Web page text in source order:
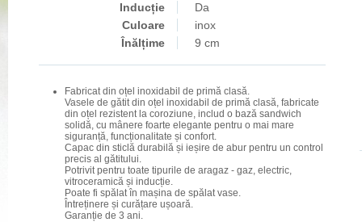
Inducție
Da
Culoare
inox
Înălțime
9 cm
Fabricat din oțel inoxidabil de primă clasă.
Vasele de gătit din oțel inoxidabil de primă clasă, fabricate
din oțel rezistent la coroziune, includ o bază sandwich
solidă, cu mânere foarte elegante pentru o mai mare
siguranță, funcționalitate și confort.
Capac din sticlă durabilă și ieșire de abur pentru un control
precis al gătitului.
Potrivit pentru toate tipurile de aragaz - gaz, electric,
vitroceramică și inducție.
Poate fi spălat în mașina de spălat vase.
Întreținere și curățare ușoară.
Garanție de 3 ani.